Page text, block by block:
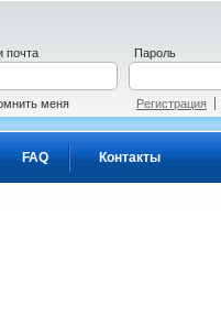
FAQ Контакты
почта Пароль
меня Регистрация